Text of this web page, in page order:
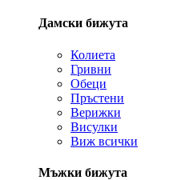
Дамски бижута
Колиета
Гривни
Обеци
Пръстени
Верижки
Висулки
Виж всички
Мъжки бижута